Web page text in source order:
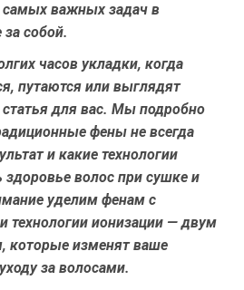
важных задач в
собой.
часов укладки, когда
путаются или выглядят
статья для вас. Мы подробно
фены не всегда
и какие технологии
здоровье волос при сушке и
уделим фенам с
ионизации — двум
которые изменят ваше
за волосами.